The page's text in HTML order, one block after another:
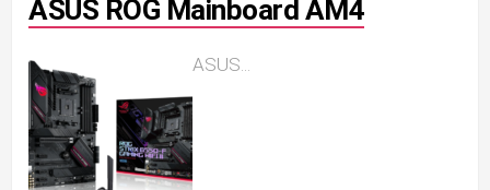
ASUS ROG Mainboard AM4
ASUS...